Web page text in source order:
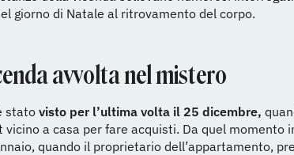
giorno di Natale al ritrovamento del corpo.
avvolta nel mistero
stato visto per l’ultima volta il 25 dicembre,
vicino a casa per fare acquisti. Da quel momento
quando il proprietario dell’appartamento,